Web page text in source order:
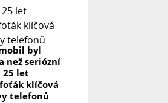
byl
než seriózní
25 let
klíčová
telefonů